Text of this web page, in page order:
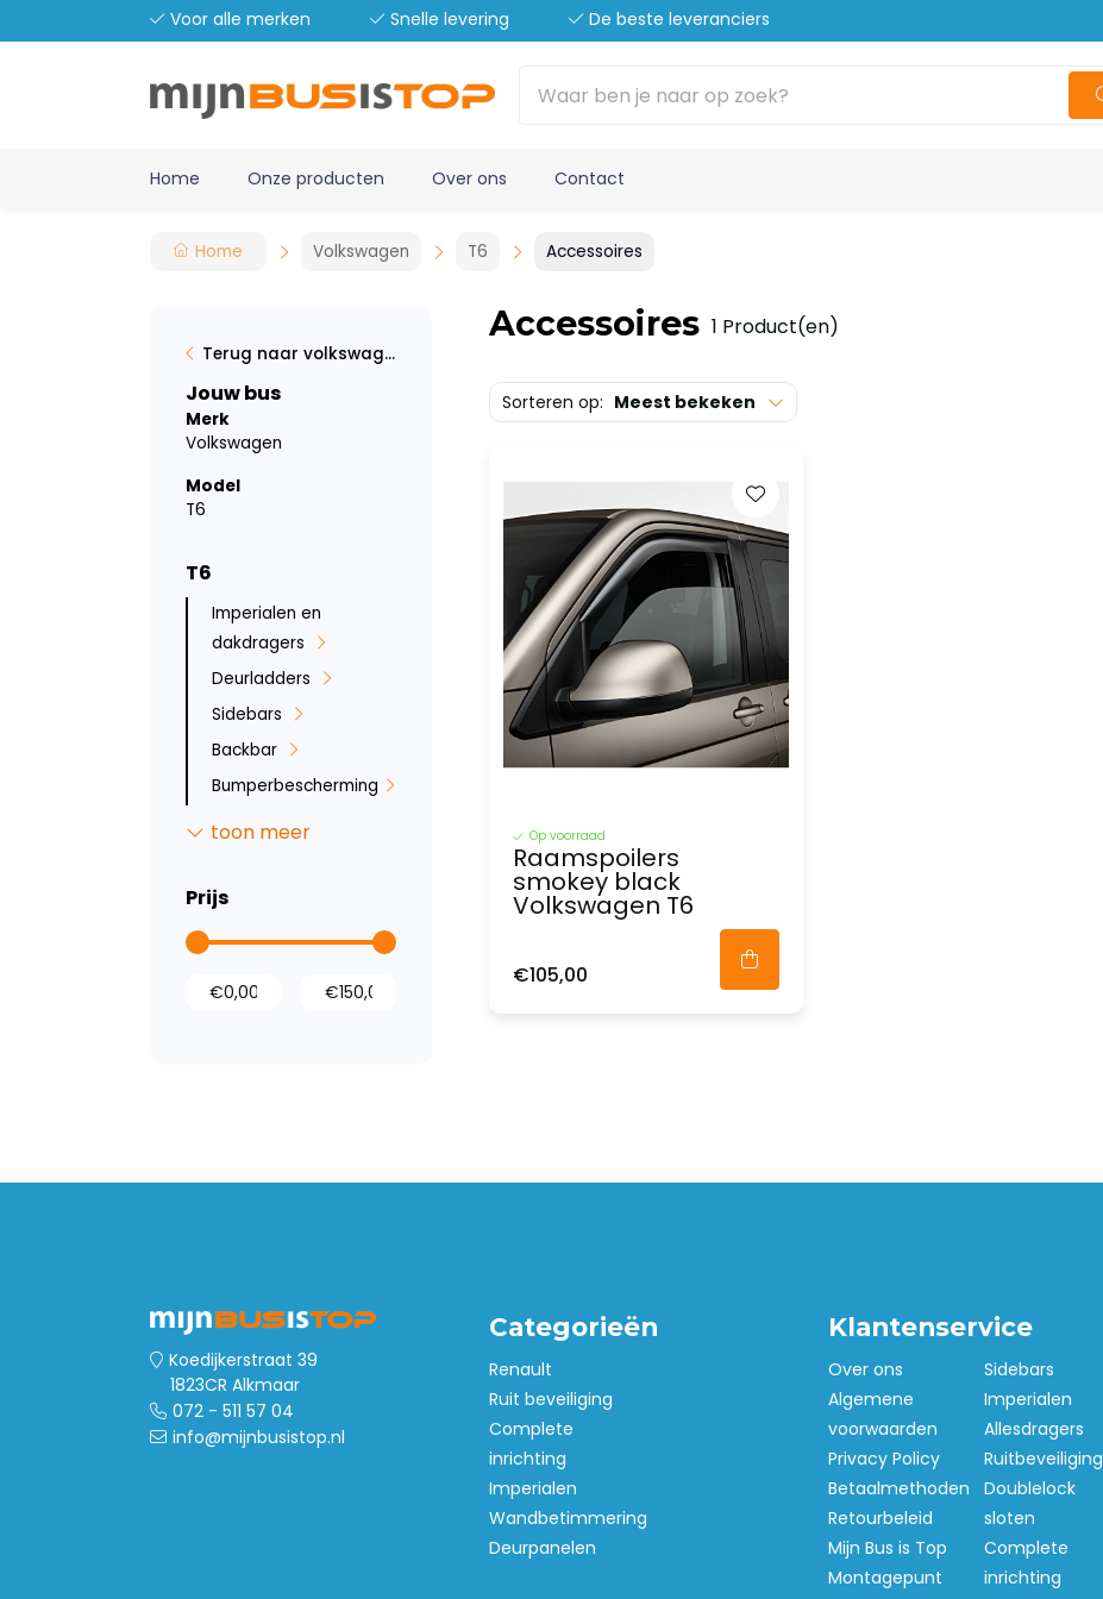
Voor alle merken Snelle levering De beste leveranciers
Home Onze producten Over ons Contact
Home Volkswagen T6 Accessoires
Terug naar volkswagen
Jouw bus
Merk
Volkswagen
Model
T6
T6
Imperialen en
dakdragers
Deurladders
Sidebars
Backbar
Bumperbescherming
Ruit beveiliging
Led verlichting
bescherming
toon meer
Prijs
Accessoires 1 Product(en)
Sorteren op: Meest bekeken
Op voorraad
Raamspoilers
smokey black
Volkswagen T6
€105,00
Koedijkerstraat 39
1823CR Alkmaar
072 - 511 57 04
info@mijnbusistop.nl
Categorieën
Renault
Ruit beveiliging
Complete
inrichting
Imperialen
Wandbetimmering
Deurpanelen
Klantenservice
Over ons
Algemene
voorwaarden
Privacy Policy
Betaalmethoden
Retourbeleid
Mijn Bus is Top
Montagepunt
Sidebars
Imperialen
Allesdragers
Ruitbeveiliging
Doublelock
sloten
Complete
inrichting